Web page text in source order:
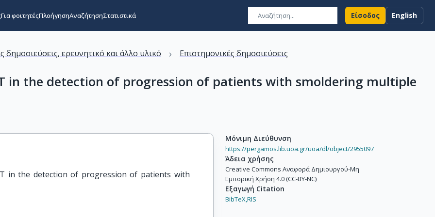
Για φοιτητέςΠλοήγησηΑναζήτησηΣτατιστικά Είσοδος English
δημοσιεύσεις, ερευνητικό και άλλο υλικό › Επιστημονικές δημοσιεύσεις
in the detection of progression of patients with smoldering multiple
in the detection of progression of patients with
Μόνιμη Διεύθυνση
https://pergamos.lib.uoa.gr/uoa/dl/object/2955097
Άδεια χρήσης
Creative Commons Αναφορά Δημιουργού-Μη
Εμπορική Χρήση 4.0 (CC-BY-NC)
Εξαγωγή Citation
BibTeX,RIS